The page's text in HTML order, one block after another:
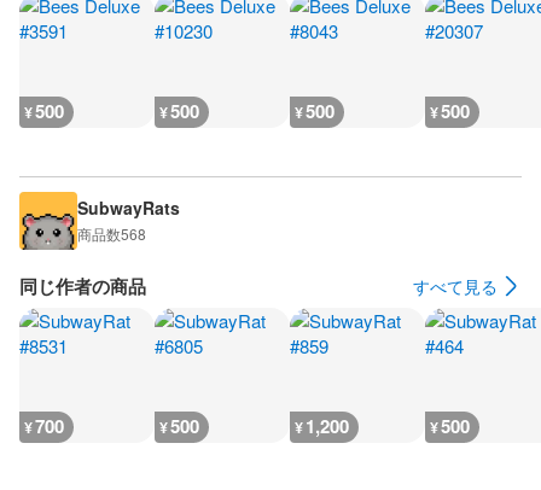
¥500 ¥500 ¥500 ¥500
SubwayRats
商品数568
同じ作者の商品 すべて見る
¥700 ¥500 ¥1,200 ¥500